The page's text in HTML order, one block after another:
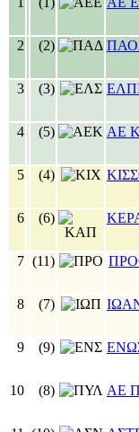
2 (2)
3 (3)
4 (5) ΑΕ
5 (4)
6 (6)
7 (11)
8 (7)
9 (9)
10 (8) ΑΕ